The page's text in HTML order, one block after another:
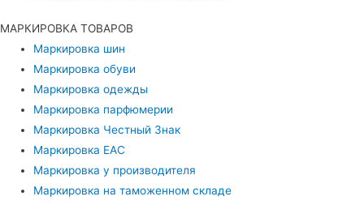
МАРКИРОВКА ТОВАРОВ
Маркировка шин
Маркировка обуви
Маркировка одежды
Маркировка парфюмерии
Маркировка Честный Знак
Маркировка EAC
Маркировка у производителя
Маркировка на таможенном складе